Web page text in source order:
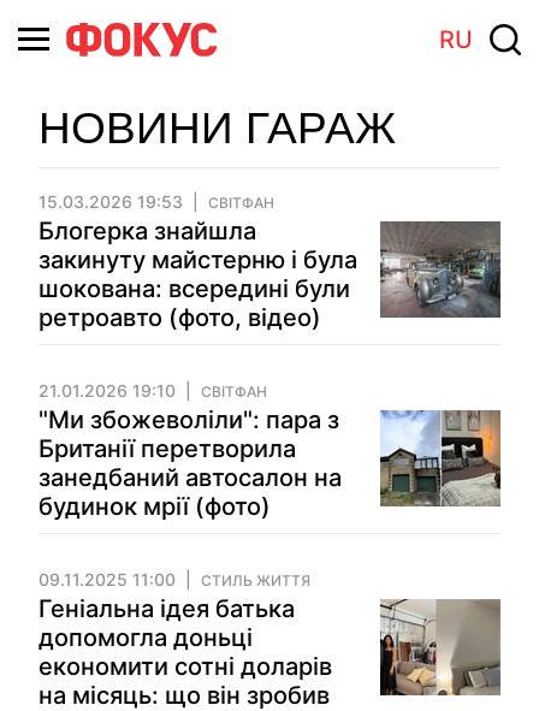
RU
НОВИНИ ГАРАЖ
15.03.2026 19:53 СВІТФАН
Блогерка знайшла
закинуту майстерню і була
шокована: всередині були
ретроавто (фото, відео)
21.01.2026 19:10 СВІТФАН
"Ми збожеволіли": пара з
Британії перетворила
занедбаний автосалон на
будинок мрії (фото)
09.11.2025 11:00 СТИЛЬ ЖИТТЯ
Геніальна ідея батька
допомогла доньці
економити сотні доларів
на місяць: що він зробив